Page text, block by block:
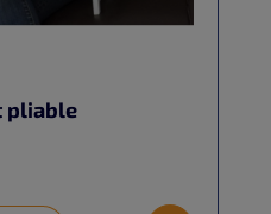
pliable